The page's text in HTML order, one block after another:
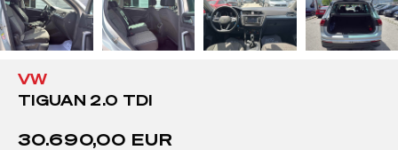
VW
TIGUAN 2.0 TDI
30.690,00 EUR